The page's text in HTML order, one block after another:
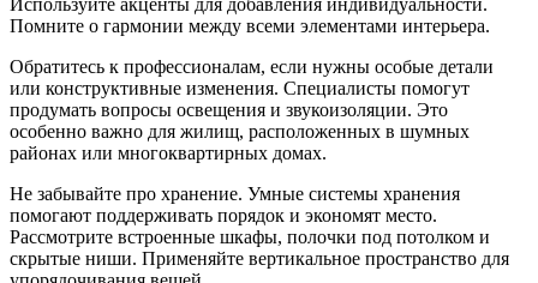
Помните о гармонии между всеми элементами интерьера.
Обратитесь к профессионалам, если нужны особые детали
или конструктивные изменения. Специалисты помогут
продумать вопросы освещения и звукоизоляции. Это
особенно важно для жилищ, расположенных в шумных
районах или многоквартирных домах.
Не забывайте про хранение. Умные системы хранения
помогают поддерживать порядок и экономят место.
Рассмотрите встроенные шкафы, полочки под потолком и
скрытые ниши. Применяйте вертикальное пространство для